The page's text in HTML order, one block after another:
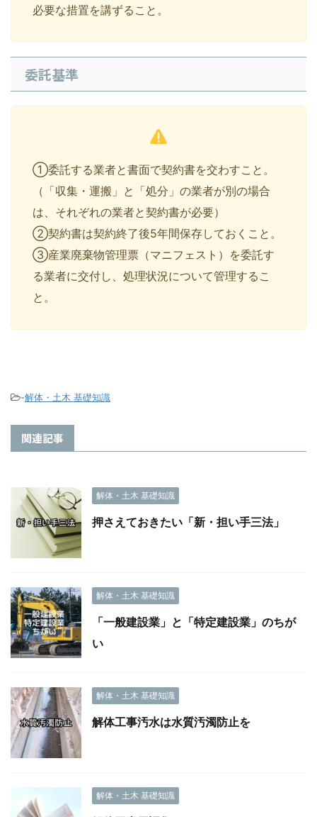
必要な措置を講ずること。
委託基準
①委託する業者と書面で契約書を交わすこと。
（「収集・運搬」と「処分」の業者が別の場合
は、それぞれの業者と契約書が必要）
②契約書は契約終了後5年間保存しておくこと。
③産業廃棄物管理票（マニフェスト）を委託す
る業者に交付し、処理状況について管理するこ
と。
-解体・土木 基礎知識
関連記事
解体・土木 基礎知識
押さえておきたい「新・担い手三法」
解体・土木 基礎知識
「一般建設業」と「特定建設業」のちが
い
解体・土木 基礎知識
解体工事汚水は水質汚濁防止を
解体・土木 基礎知識